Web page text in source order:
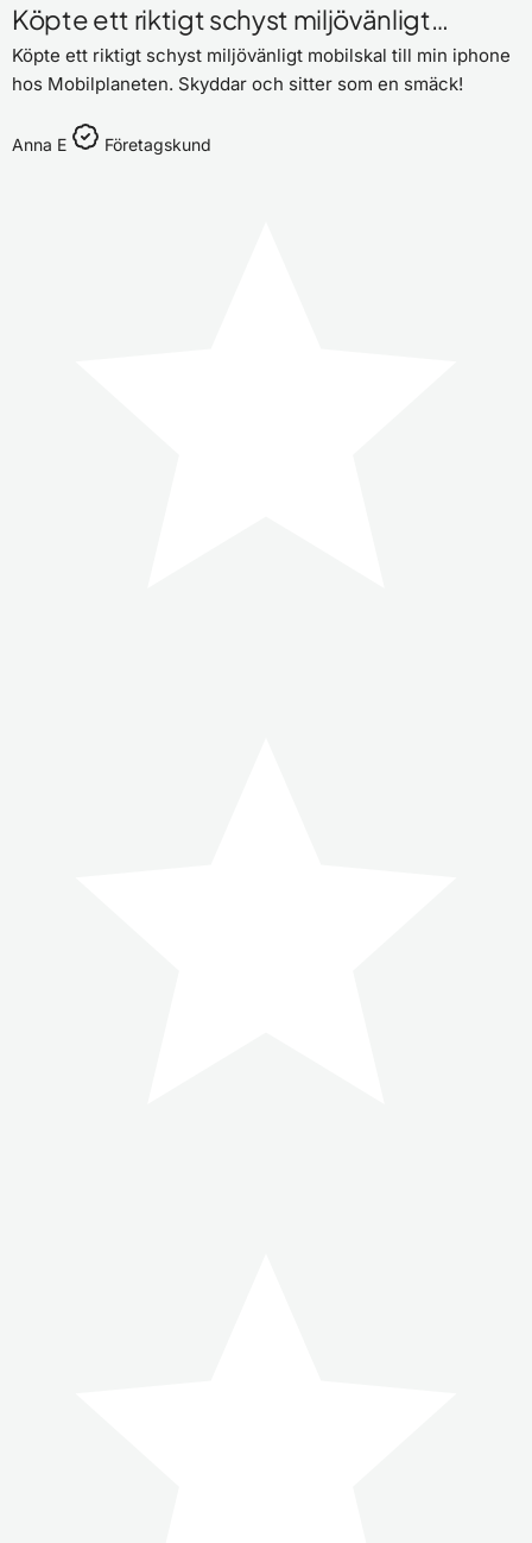
Köpte ett riktigt schyst miljövänligt…
Köpte ett riktigt schyst miljövänligt mobilskal till min iphone
hos Mobilplaneten. Skyddar och sitter som en smäck!
Anna E Företagskund